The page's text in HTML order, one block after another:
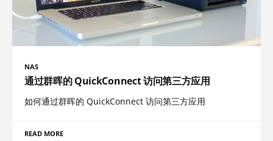
NAS
通过群晖的 QuickConnect 访问第三方应用
如何通过群晖的 QuickConnect 访问第三方应用
READ MORE